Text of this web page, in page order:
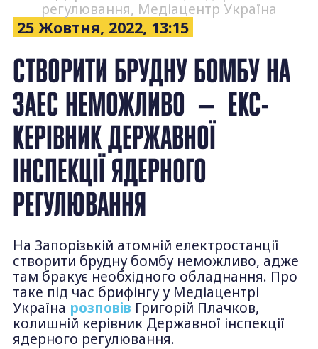
регулювання, Медіацентр Україна
25 Жовтня, 2022, 13:15
СТВОРИТИ БРУДНУ БОМБУ НА
ЗАЕС НЕМОЖЛИВО — ЕКС-
КЕРІВНИК ДЕРЖАВНОЇ
ІНСПЕКЦІЇ ЯДЕРНОГО
РЕГУЛЮВАННЯ
На Запорізькій атомній електростанції
створити брудну бомбу неможливо, адже
там бракує необхідного обладнання. Про
таке під час брифінгу у Медіацентрі
Україна розповів Григорій Плачков,
колишній керівник Державної інспекції
ядерного регулювання.